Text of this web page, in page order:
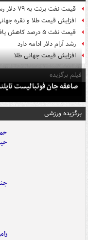
قیمت نفت برنت به ۷۹ دلار رسید
افزایش قیمت طلا و نقره
قیمت نفت ۵ درصد کاهش یافت
رشد آرام دلار ادامه دارد
افزایش قیمت جهانی طلا
فیلم برگزیده
صاعقه جان فوتبالیست
برگزیده ورزشی